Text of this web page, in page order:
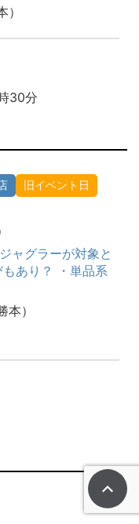
30分
旧イベント日
ャグラーが対象と
あり？ ・単品系
）